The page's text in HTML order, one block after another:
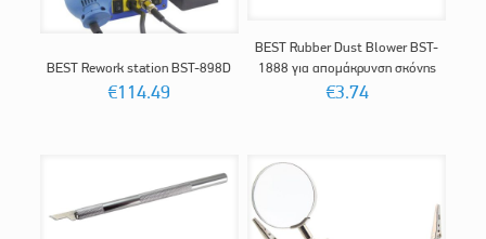
BEST Rework station BST-898D
€114.49
BEST Rubber Dust Blower BST-
1888 για απομάκρυνση σκόνης
€3.74